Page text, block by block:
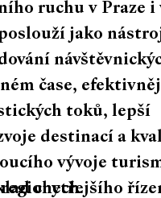
ruchu v Praze i
jako
čase,
toků, lepší
destinací a
vývoje
chytřejšího